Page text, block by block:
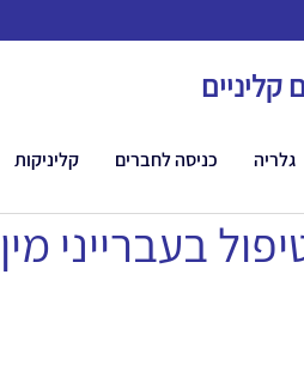
קליניים
גלריה כניסה לחברים קליניקות
בעברייני מין